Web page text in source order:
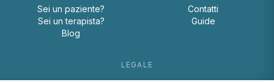
Sei un paziente?
Sei un terapista?
Blog
Contatti
Guide
LEGALE